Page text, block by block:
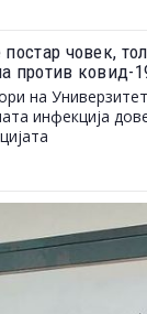
постар човек,
против ковид-
на
инфекција